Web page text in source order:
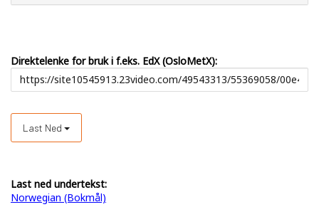
Direktelenke for bruk i f.eks. EdX (OsloMetX):
Last Ned
Last ned undertekst:
Norwegian (Bokmål)